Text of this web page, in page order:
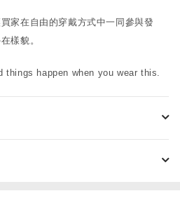
家在自由的穿戴方式中一同參與發
樣貌。
things happen when you wear this.